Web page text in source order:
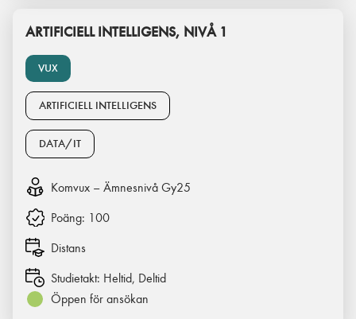
VUX
ARTIFICIELL INTELLIGENS, NIVÅ 1
ARTIFICIELL INTELLIGENS
DATA/IT
Komvux – Ämnesnivå Gy25
Poäng: 100
Distans
Studietakt: Heltid, Deltid
Öppen för ansökan